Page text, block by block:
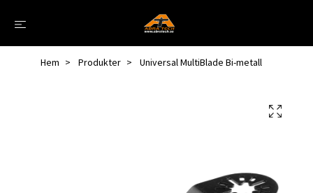
Hem Produkter Universal MultiBlade Bi-metall